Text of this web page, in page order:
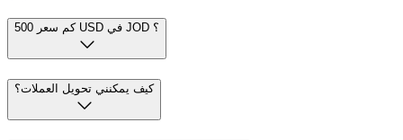
كم سعر 500 USD في JOD ؟
كيف يمكنني تحويل العملات؟